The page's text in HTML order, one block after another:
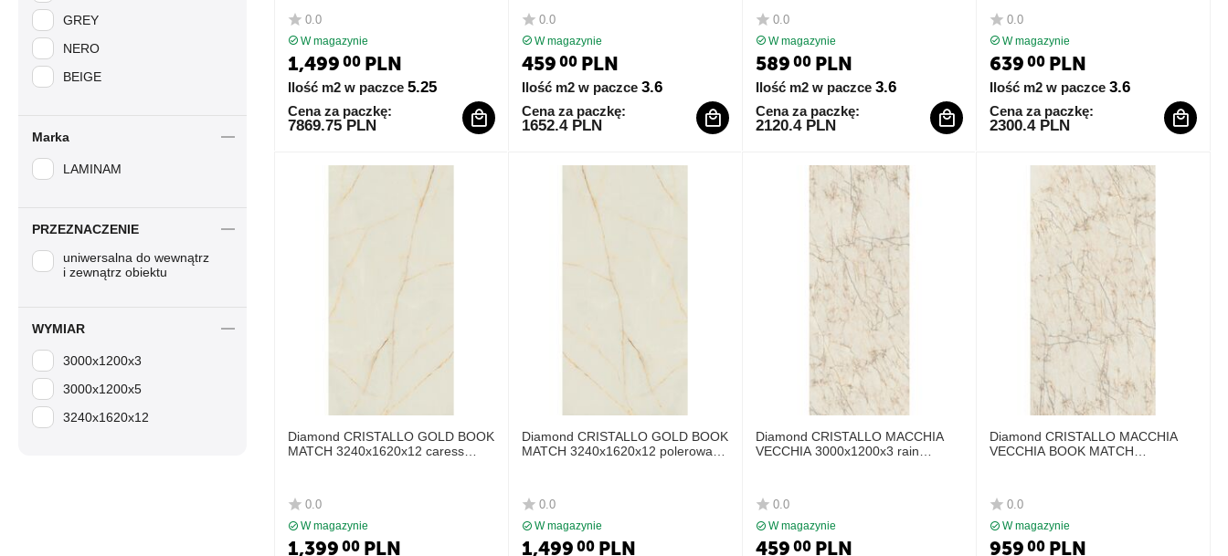
0.0
W magazynie
1,499 00 PLN
Ilość m2 w paczce 5.25
Cena za paczkę:
7869.75 PLN
0.0
W magazynie
459 00 PLN
Ilość m2 w paczce 3.6
Cena za paczkę:
1652.4 PLN
0.0
W magazynie
589 00 PLN
Ilość m2 w paczce 3.6
Cena za paczkę:
2120.4 PLN
0.0
W magazynie
639 00 PLN
Ilość m2 w paczce 3.6
Cena za paczkę:
2300.4 PLN
Diamond CRISTALLO GOLD BOOK
MATCH 3240x1620x12 caress
0.0
W magazynie
1,399 00 PLN
Diamond CRISTALLO GOLD BOOK
MATCH 3240x1620x12 polerowana
0.0
W magazynie
1,499 00 PLN
Diamond CRISTALLO MACCHIA
VECCHIA 3000x1200x3 rain
0.0
W magazynie
459 00 PLN
Diamond CRISTALLO MACCHIA
VECCHIA BOOK MATCH
0.0
W magazynie
959 00 PLN
GREY
NERO
BEIGE
Marka
LAMINAM
PRZEZNACZENIE
uniwersalna do wewnątrz
i zewnątrz obiektu
WYMIAR
3000x1200x3
3000x1200x5
3240x1620x12